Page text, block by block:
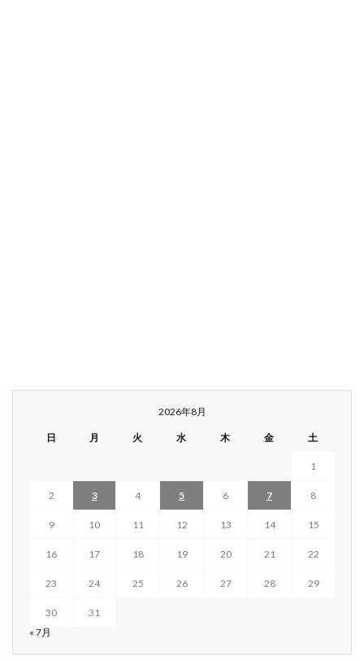
2026年8月
日 月 火 水 木 金 土
1
2 3 4 5 6 7 8
9 10 11 12 13 14 15
16 17 18 19 20 21 22
23 24 25 26 27 28 29
30
31
« 7月